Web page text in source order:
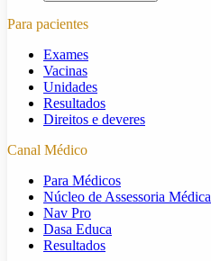
Para pacientes
Exames
Vacinas
Unidades
Resultados
Direitos e deveres
Canal Médico
Para Médicos
Núcleo de Assessoria Médica
Nav Pro
Dasa Educa
Resultados